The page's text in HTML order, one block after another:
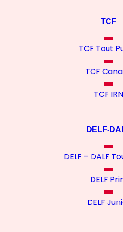
TCF
TCF Tout
TCF
TCF IRN
DELF-
DELF – DALF
DELF
DELF